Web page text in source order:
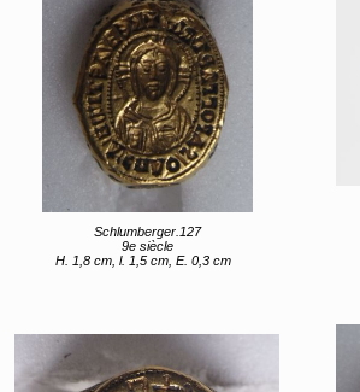
Schlumberger.127
9e siècle
H. 1,8 cm, l. 1,5 cm, E. 0,3 cm